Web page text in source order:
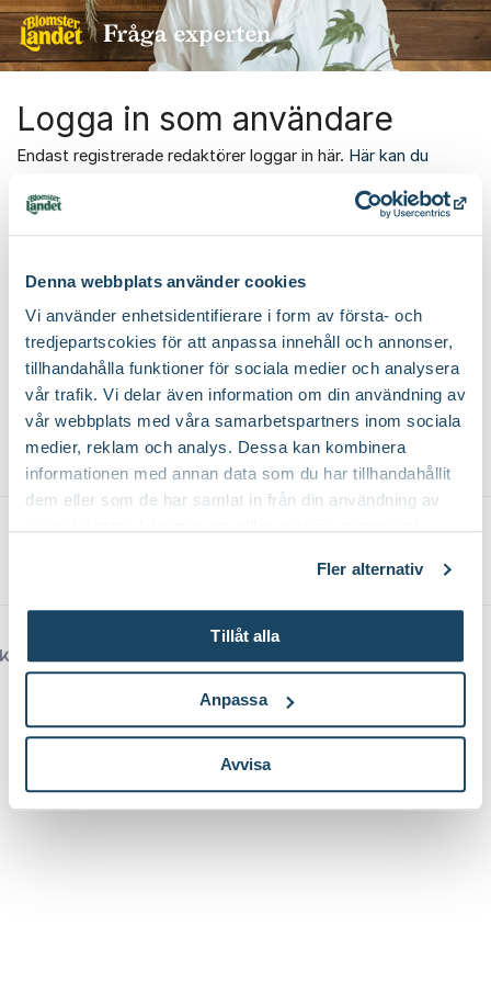
Denna webbplats använder cookies
Vi använder enhetsidentifierare i form av första- och
tredjepartscokies för att anpassa innehåll och annonser,
tillhandahålla funktioner för sociala medier och analysera
vår trafik. Vi delar även information om din användning av
vår webbplats med våra samarbetspartners inom sociala
medier, reklam och analys. Dessa kan kombinera
informationen med annan data som du har tillhandahållit
dem eller som de har samlat in från din användning av
Fler alternativ
Tillåt alla
Anpassa
Avvisa
Hoppa till innehåll
Logga in som användare
Endast registrerade redaktörer loggar in här. Här kan du
Password
Logga in
Glömt dina inloggningsuppgifter?
//
Kundforum från
Logga in
Om cookies